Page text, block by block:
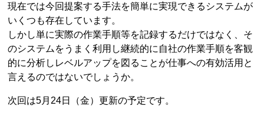
現在では今回提案する手法を簡単に実現できるシステムが
いくつも存在しています。
しかし単に実際の作業手順等を記録するだけではなく、そ
のシステムをうまく利用し継続的に自社の作業手順を客観
的に分析しレベルアップを図ることが仕事への有効活用と
言えるのではないでしょうか。
次回は5月24日（金）更新の予定です。